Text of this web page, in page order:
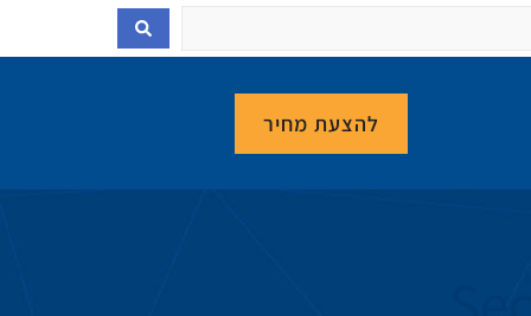
להצעת מחיר